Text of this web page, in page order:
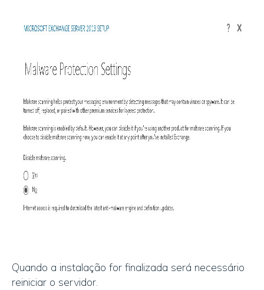
Quando a instalação for finalizada será necessário
reiniciar o servidor.